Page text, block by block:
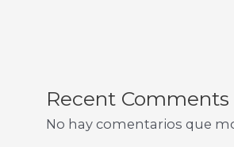
Recent Comments
No hay comentarios que